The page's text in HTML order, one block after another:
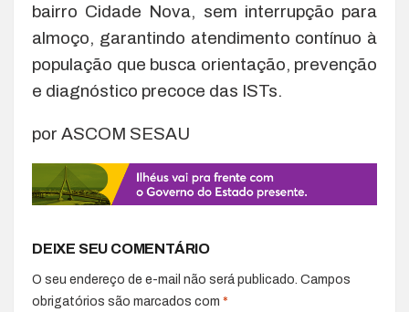
bairro Cidade Nova, sem interrupção para
almoço, garantindo atendimento contínuo à
população que busca orientação, prevenção
e diagnóstico precoce das ISTs.
por ASCOM SESAU
DEIXE SEU COMENTÁRIO
O seu endereço de e-mail não será publicado. Campos
obrigatórios são marcados com *